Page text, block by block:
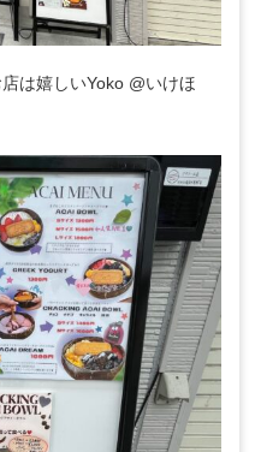
は嬉しいYoko @いけほ